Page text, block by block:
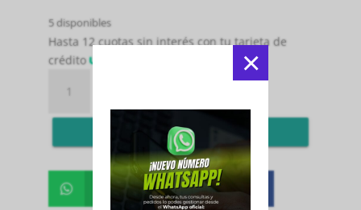
×
5 disponibles
Hasta 12 cuotas sin interés con tu tarjeta de
crédito
PROTOUR
WHITE
2025
MARTA
ORTEGA
Pedir por WS
 Whatsapp  Facebook